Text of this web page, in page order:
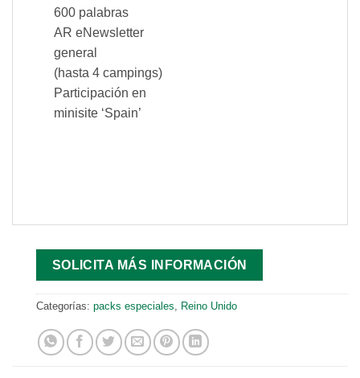
600 palabras
AR eNewsletter
general
(hasta 4 campings)
Participación en
minisite ‘Spain’
SOLICITA MÁS INFORMACIÓN
Categorías: packs especiales Reino Unido